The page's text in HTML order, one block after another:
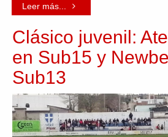
Leer más...
Clásico juvenil:
en Sub15 y
Sub13